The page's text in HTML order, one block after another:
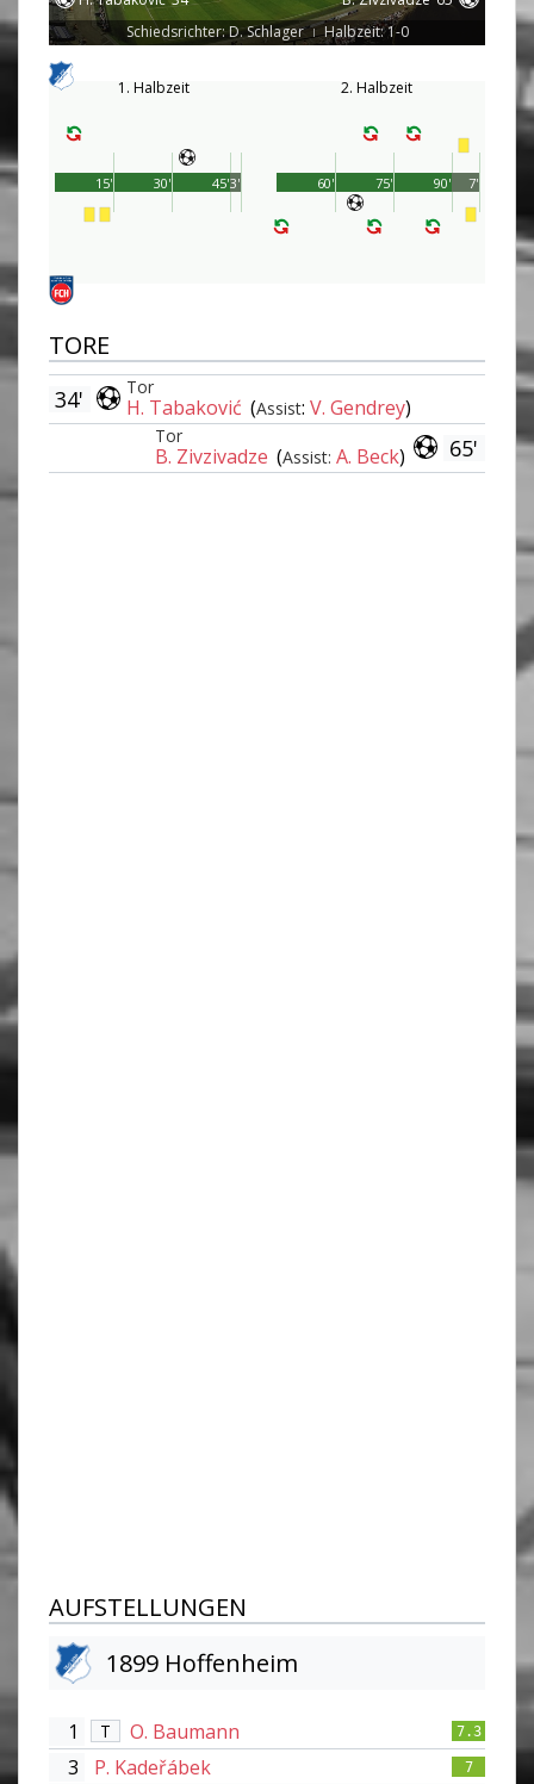
Schiedsrichter: D. Schlager | Halbzeit: 1-0
1. Halbzeit
45'
15' 30' 3'
2. Halbzeit
90'
60' 75' 7'
TORE
Tor
H. Tabaković (Assist: V. Gendrey)
34'
65'
Tor
B. Zivzivadze (Assist: A. Beck)
AUFSTELLUNGEN
1899 Hoffenheim
1 T O. Baumann 7.3
3 P. Kadeřábek 7